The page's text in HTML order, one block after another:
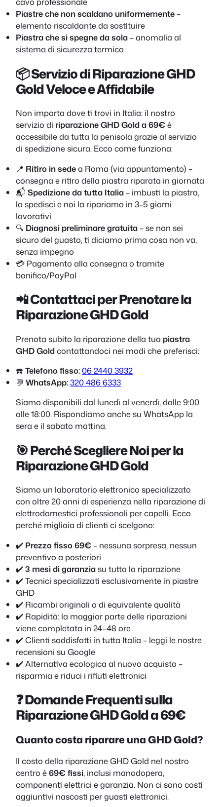
Piastre che non scaldano uniformemente–
elemento riscaldante da sostituire
Piastra che si spegne da sola– anomalia al
sistema di sicurezza termico
📦 Servizio di Riparazione GHD
Gold Veloce e Affidabile
Non importa dove ti trovi in Italia: il nostro
servizio di riparazione GHD Gold a 69€ è
accessibile da tutta la penisola grazie al servizio
di spedizione sicura. Ecco come funziona:
📍 Ritiro in sedea Roma (via appuntamento) –
consegna e ritiro della piastra riparata in giornata
📬 Spedizione da tutta Italia– imbusti la piastra,
la spedisci e noi la ripariamo in 3–5 giorni
lavorativi
🔍 Diagnosi preliminare gratuita– se non sei
sicuro del guasto, ti diciamo prima cosa non va,
senza impegno
💳 Pagamento alla consegna o tramite
bonifico/PayPal
📲 Contattaci per Prenotare la
Riparazione GHD Gold
Prenota subito la riparazione della tua piastra
GHD Goldcontattandoci nei modi che preferisci:
☎️ Telefono fisso:06 2440 3932
💬 WhatsApp:320 486 6333
Siamo disponibili dal lunedì al venerdì, dalle 9:00
alle 18:00. Rispondiamo anche su WhatsApp la
sera e il sabato mattina.
🎯 Perché Scegliere Noi per la
Riparazione GHD Gold
Siamo un laboratorio elettronico specializzato
con oltre 20 anni di esperienza nella riparazione di
elettrodomestici professionali per capelli. Ecco
perché migliaia di clienti ci scelgono:
✔️ Prezzo fisso 69€ – nessuna sorpresa, nessun
preventivo a posteriori
✔️3 mesi di garanziasu tutta la riparazione
✔️ Tecnici specializzati esclusivamente in piastre
GHD
✔️ Ricambi originali o di equivalente qualità
✔️ Rapidità: la maggior parte delle riparazioni
viene completata in 24–48 ore
✔️ Clienti soddisfatti in tutta Italia – leggi le nostre
recensioni su Google
✔️ Alternativa ecologica al nuovo acquisto –
risparmia e riduci i rifiuti elettronici
❓ Domande Frequenti sulla
Riparazione GHD Gold a 69€
Quanto costa riparare una GHD Gold?
Il costo della riparazione GHD Gold nel nostro
centro è69€ fissi, inclusi manodopera,
componenti elettrici e garanzia. Non ci sono costi
aggiuntivi nascosti per guasti elettronici.